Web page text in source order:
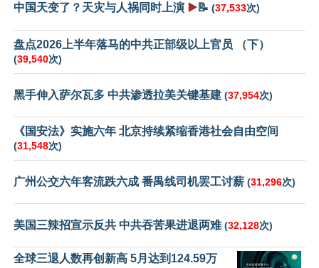
中国天变了？天灾与人祸同时上演 ▶️📝 (37,533次)
盘点2026上半年落马的中共正部级以上官员 （下）
(39,540次)
黑手伸入萨尔瓦多 中共渗透拉美关键基建 (37,954次)
《国安法》实施六年 北京持续紧缩香港社会自由空间
(31,548次)
广州公交六年客流跌六成 番禺线司机罢工讨薪 (31,296次)
美国三辣招宣示反共 中共吞苦果进退两难(32,128次)
全球三退人数再创新高 5月达到124.59万